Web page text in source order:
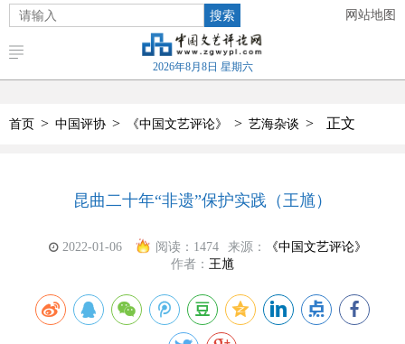
搜索 网站地图
2026年8月8日 星期六
首页 > 中国评协 > 《中国文艺评论》 > 艺海杂谈 > 正文
昆曲二十年“非遗”保护实践（王馗）
2022-01-06 阅读： 1474 来源：
《中国文艺评论》
作者： 王馗